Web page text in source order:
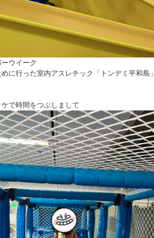
ウイーク
に行った室内アスレチック「トンデミ平和島」
で時間をつぶしまして